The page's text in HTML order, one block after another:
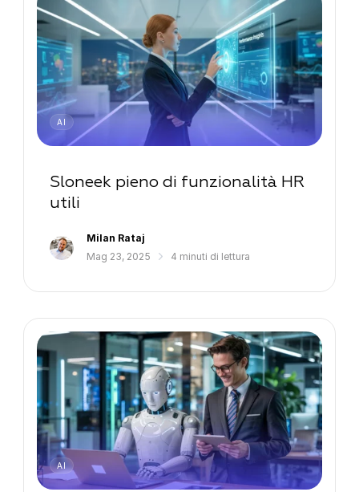
AI
Sloneek pieno di funzionalità HR
utili
Milan Rataj
Mag 23, 2025
4 minuti di lettura
AI